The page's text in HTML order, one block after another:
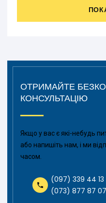
ОТРИМАЙТЕ
КОНСУЛЬТАЦІЮ
Якщо у вас є які-небудь
або напишіть нам, і ми
часом.
(097) 339 44 13
(073) 877 87 07